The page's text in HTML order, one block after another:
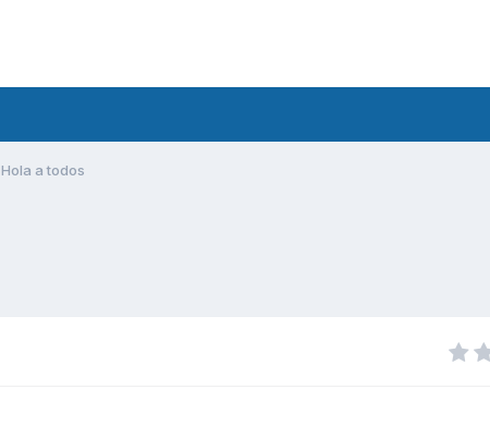
Hola a todos